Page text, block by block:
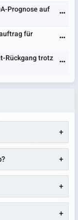
Prognose auf
für
Rückgang trotz